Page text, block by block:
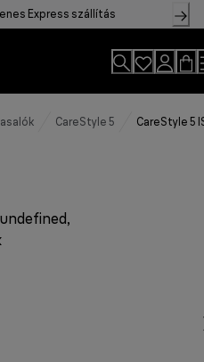
Express szállítás
CareStyle 5 CareStyle 5